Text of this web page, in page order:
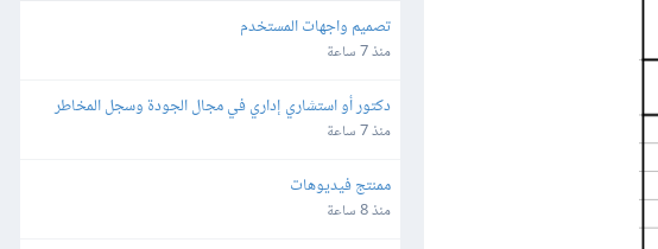
تصميم واجهات المستخدم
منذ 7 ساعة
دكتور أو استشاري إداري في مجال الجودة وسجل المخاطر
والاستراتيجية والمجالات القانونية
منذ 7 ساعة
ممنتج فيديوهات
منذ 8 ساعة